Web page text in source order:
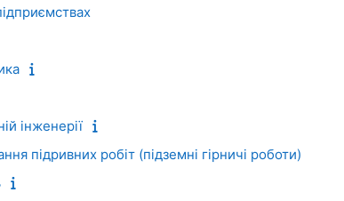
інженерії
підривних робіт (підземні гірничі роботи)